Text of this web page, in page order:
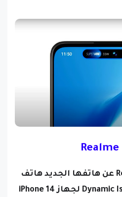
Realme
كشفت شركة Realme عن هاتفها الجديد هاتف
ذكي جديد ينسخ Dynamic Island لجهاز iPhone 14